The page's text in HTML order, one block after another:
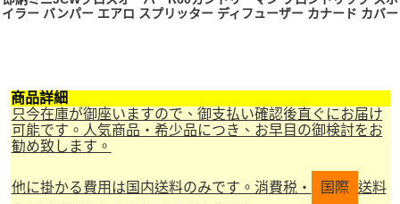
イラー バンパー エアロ スプリッター ディフューザー カナード カバー
商品詳細
只今在庫が御座いますので、御支払い確認後直ぐにお届け
可能です。人気商品・希少品につき、お早目の御検討をお
勧め致します。
他に掛かる費用は国内送料のみです。消費税・ 国際
送料